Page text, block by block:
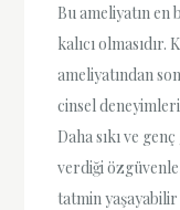
Bu ameliyatın
kalıcı
ameliyatından
cinsel
Daha sıkı ve
verdiği
tatmin